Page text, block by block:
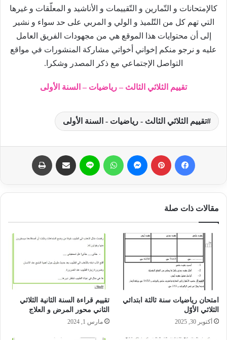
كالإمتحانات و التّمارين و التّقييمات و الأناشيد و المعلّقات و غيرها
التي تهم كل من التّلميذ و الولي و المربي على حد سواء و نشير
إلى أن محتوايات هذا الموقع هي من مجهودات الفريق العامل
عليه و نرجو منكم إخواني أخواتي مشاركة المنشورات في مواقع
التواصل الإجتماعي مع ذكر المصدر وشكرا.
تقييم الثلاثي الثالث – رياضيات – السنة الأولى
تقييم الثلاثي الثالث - رياضيات - السنة الأولى
مقالات ذات صلة
امتحان رياضيات سنة ثالثة ابتدائي
الثلاثي الأوّل‎
أكتوبر 30, 2025
تقييم قراءة السنة الثانية الثلاثي
الثاني محور المرض و العلاج
مارس 1, 2024